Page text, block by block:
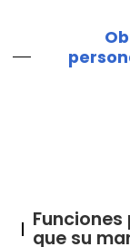
que su